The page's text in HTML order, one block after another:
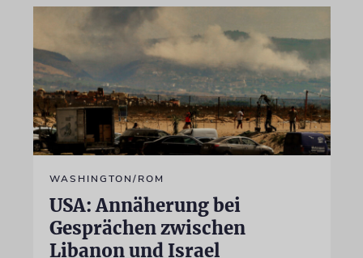
WASHINGTON/ROM
USA: Annäherung bei
Gesprächen zwischen
Libanon und Israel